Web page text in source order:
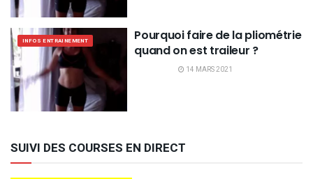
INFOS ENTRAINEMENT
Pourquoi faire de la pliométrie
quand on est traileur ?
14 MARS 2021
SUIVI DES COURSES EN DIRECT